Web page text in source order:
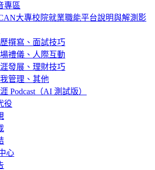
專區
大專校院就業職能平台說明與解測影
撰寫、面試技巧
禮儀、人際互動
發展、理財技巧
管理、其他
Podcast（AI 測試版）
役
心